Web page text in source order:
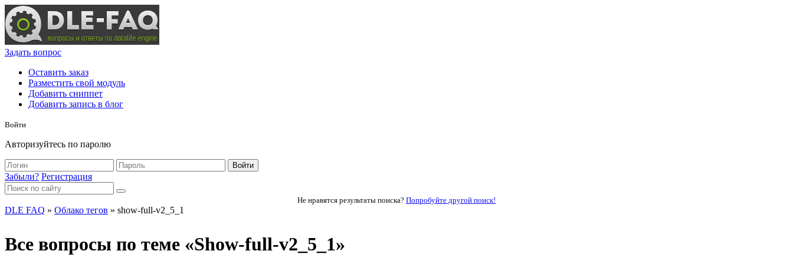
Задать вопрос
Оставить заказ
Разместить свой модуль
Добавить сниппет
Добавить запись в блог
Войти
Авторизуйтесь по паролю
Войти
Забыли? Регистрация
Не нравятся результаты поиска? Попробуйте другой поиск!
DLE FAQ » Облако тегов » show-full-v2_5_1
Все вопросы по теме «Show-full-v2_5_1»